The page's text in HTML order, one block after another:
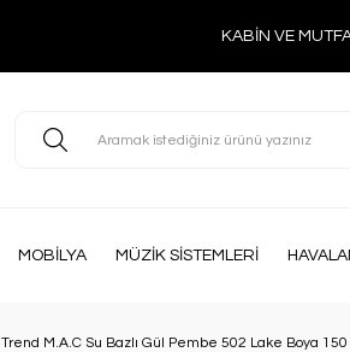
KABİN VE
MOBİLYA MÜZİK SİSTEMLERİ
Trend M.A.C Su Bazlı Gül Pembe 502 Lake Boya